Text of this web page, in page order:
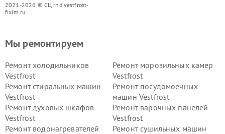
2021-2026 © СЦ rnd.vestfrost-
fixim.ru
Мы ремонтируем
Ремонт холодильников
Vestfrost
Ремонт морозильных камер
Vestfrost
Ремонт стиральных машин
Vestfrost
Ремонт посудомоечных
машин Vestfrost
Ремонт духовых шкафов
Vestfrost
Ремонт варочных панелей
Vestfrost
Ремонт водонагревателей
Ремонт сушильных машин